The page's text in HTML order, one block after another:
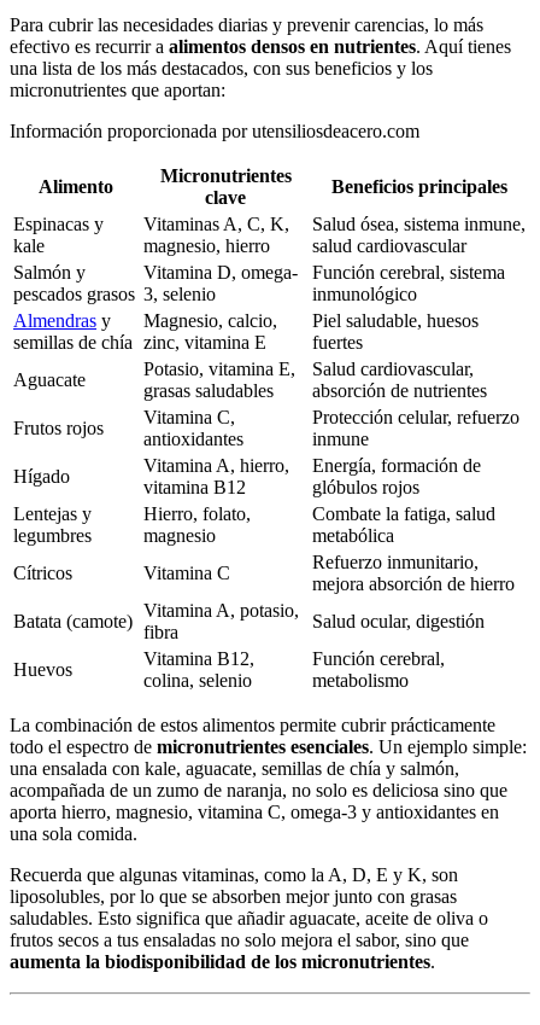
Para cubrir las necesidades diarias y prevenir carencias, lo más
efectivo es recurrir a alimentos densos en nutrientes. Aquí tienes
una lista de los más destacados, con sus beneficios y los
micronutrientes que aportan:
Información proporcionada por utensiliosdeacero.com
Alimento
Micronutrientes
clave
Beneficios principales
Espinacas y
kale
Vitaminas A, C, K,
magnesio, hierro
Salud ósea, sistema inmune,
salud cardiovascular
Salmón y
pescados grasos
Vitamina D, omega-
3, selenio
Función cerebral, sistema
inmunológico
Almendras y
semillas de chía
Magnesio, calcio,
zinc, vitamina E
Piel saludable, huesos
fuertes
Aguacate
Potasio, vitamina E,
grasas saludables
Salud cardiovascular,
absorción de nutrientes
Frutos rojos
Vitamina C,
antioxidantes
Protección celular, refuerzo
inmune
Hígado
Vitamina A, hierro,
vitamina B12
Energía, formación de
glóbulos rojos
Lentejas y
legumbres
Hierro, folato,
magnesio
Combate la fatiga, salud
metabólica
Cítricos
Vitamina C
Refuerzo inmunitario,
mejora absorción de hierro
Batata (camote)
Vitamina A, potasio,
fibra
Salud ocular, digestión
Huevos
Vitamina B12,
colina, selenio
Función cerebral,
metabolismo
La combinación de estos alimentos permite cubrir prácticamente
todo el espectro de micronutrientes esenciales. Un ejemplo simple:
una ensalada con kale, aguacate, semillas de chía y salmón,
acompañada de un zumo de naranja, no solo es deliciosa sino que
aporta hierro, magnesio, vitamina C, omega-3 y antioxidantes en
una sola comida.
Recuerda que algunas vitaminas, como la A, D, E y K, son
liposolubles, por lo que se absorben mejor junto con grasas
saludables. Esto significa que añadir aguacate, aceite de oliva o
frutos secos a tus ensaladas no solo mejora el sabor, sino que
aumenta la biodisponibilidad de los micronutrientes.